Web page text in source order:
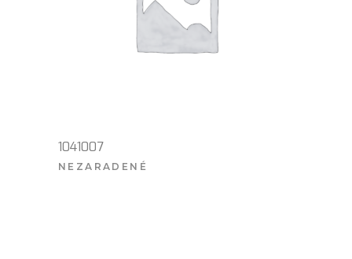
1041007
NEZARADENÉ